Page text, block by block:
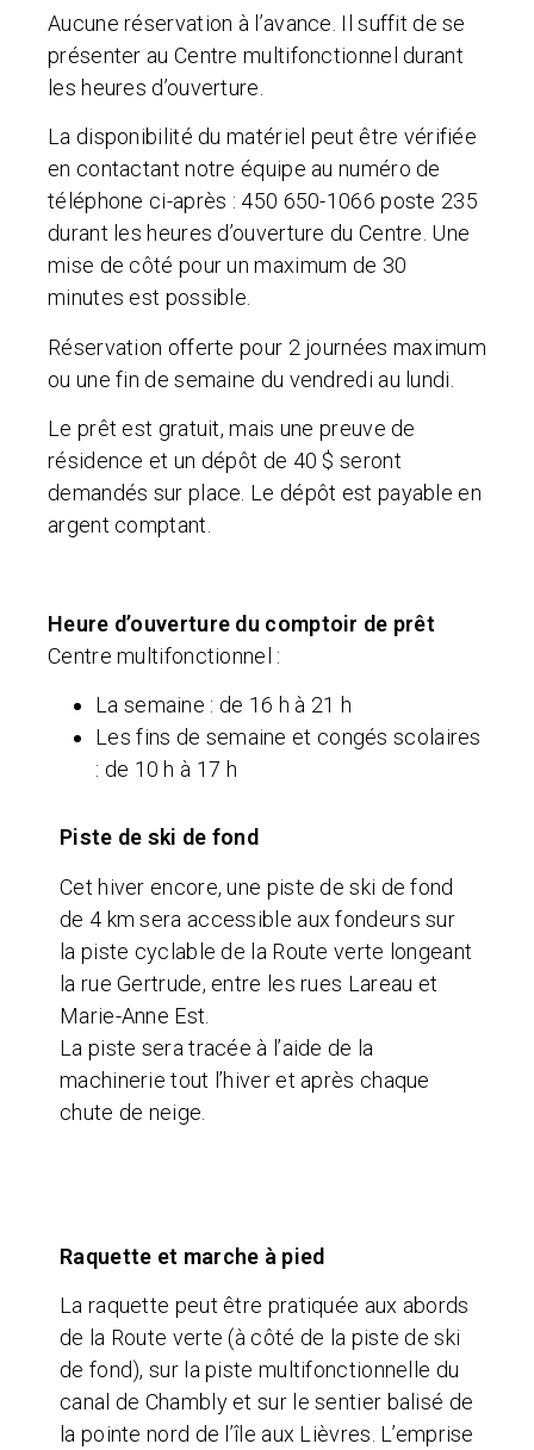
Aucune réservation à l’avance. Il suffit de se
présenter au Centre multifonctionnel durant
les heures d’ouverture.
La disponibilité du matériel peut être vérifiée
en contactant notre équipe au numéro de
téléphone ci-après : 450 650-1066 poste 235
durant les heures d’ouverture du Centre. Une
mise de côté pour un maximum de 30
minutes est possible.
Réservation offerte pour 2 journées maximum
ou une fin de semaine du vendredi au lundi.
Le prêt est gratuit, mais une preuve de
résidence et un dépôt de 40 $ seront
demandés sur place. Le dépôt est payable en
argent comptant.
Heure d’ouverture du comptoir de prêt
Centre multifonctionnel :
La semaine : de 16 h à 21 h
Les fins de semaine et congés scolaires
: de 10 h à 17 h
Piste de ski de fond
Cet hiver encore, une piste de ski de fond
de 4 km sera accessible aux fondeurs sur
la piste cyclable de la Route verte longeant
la rue Gertrude, entre les rues Lareau et
Marie-Anne Est.
La piste sera tracée à l’aide de la
machinerie tout l’hiver et après chaque
chute de neige.
Raquette et marche à pied
La raquette peut être pratiquée aux abords
de la Route verte (à côté de la piste de ski
de fond), sur la piste multifonctionnelle du
canal de Chambly et sur le sentier balisé de
la pointe nord de l’île aux Lièvres. L’emprise